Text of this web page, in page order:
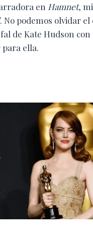
en Hamnet,
. No podemos olvidar
de Kate Hudson con
ella.